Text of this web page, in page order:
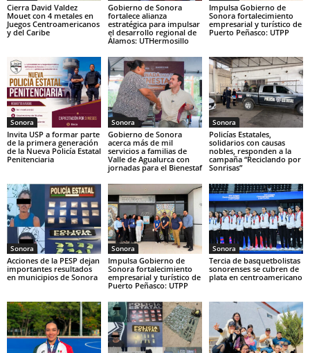
Cierra David Valdez
Mouet con 4 metales en
Juegos Centroamericanos
y del Caribe
Gobierno de Sonora
fortalece alianza
estratégica para impulsar
el desarrollo regional de
Álamos: UTHermosillo
Impulsa Gobierno de
Sonora fortalecimiento
empresarial y turístico de
Puerto Peñasco: UTPP
Sonora
Invita USP a formar parte
de la primera generación
de la Nueva Policía Estatal
Penitenciaria
Sonora
Gobierno de Sonora
acerca más de mil
servicios a familias de
Valle de Agualurca con
jornadas para el Bienestaf
Sonora
Policías Estatales,
solidarios con causas
nobles, responden a la
campaña “Reciclando por
Sonrisas”
Sonora
Acciones de la PESP dejan
importantes resultados
en municipios de Sonora
Sonora
Impulsa Gobierno de
Sonora fortalecimiento
empresarial y turístico de
Puerto Peñasco: UTPP
Sonora
Tercia de basquetbolistas
sonorenses se cubren de
plata en centroamericano